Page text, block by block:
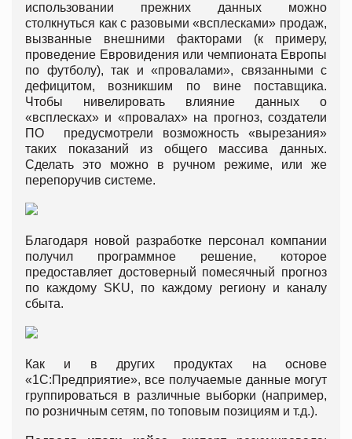
использовании прежних данных можно
столкнуться как с разовыми «всплесками» продаж,
вызванные внешними факторами (к примеру,
проведение Евровидения или чемпионата Европы
по футболу), так и «провалами», связанными с
дефицитом, возникшим по вине поставщика.
Чтобы нивелировать влияние данных о
«всплесках» и «провалах» на прогноз, создатели
ПО предусмотрели возможность «вырезания»
таких показаний из общего массива данных.
Сделать это можно в ручном режиме, или же
перепоручив системе.
Благодаря новой разработке персонал компании
получил программное решение, которое
предоставляет достоверный помесячный прогноз
по каждому SKU, по каждому региону и каналу
сбыта.
Как и в других продуктах на основе
«1С:Предприятие», все получаемые данные могут
группироваться в различные выборки (например,
по розничным сетям, по топовым позициям и т.д.).